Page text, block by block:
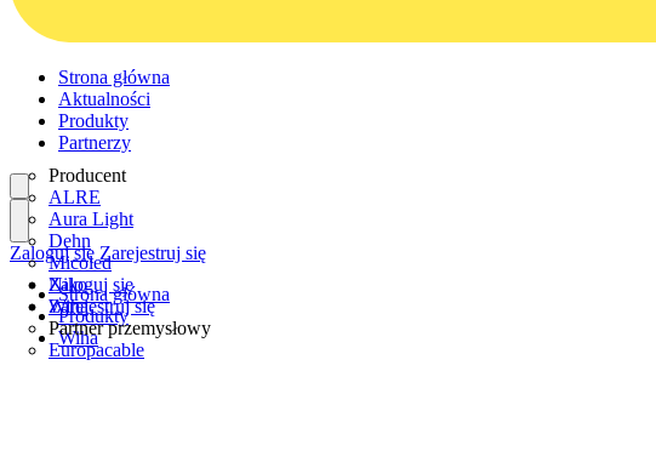
Strona główna
Aktualności
Produkty
Partnerzy
Producent
ALRE
Aura Light
Dehn
Micoled
Niko
Wiha
Partner przemysłowy
Europacable
Zaloguj się
Zarejestruj się
Zaloguj się Zarejestruj się
Strona główna
Produkty
Wiha